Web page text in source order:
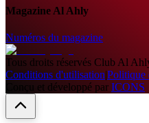
Magazine Al Ahly
Numéros du magazine
Tous droits réservés Club Al
Conditions d'utilisation|Politique
Conçu et développé par ICONS